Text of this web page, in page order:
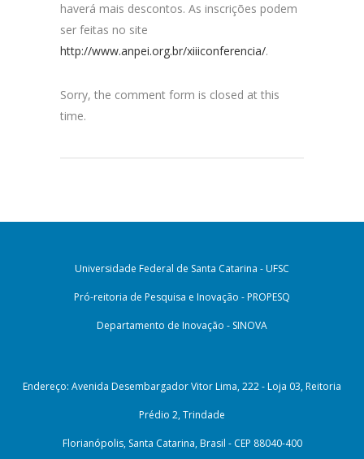
haverá mais descontos. As inscrições podem
ser feitas no site
http://www.anpei.org.br/xiiiconferencia/.
Sorry, the comment form is closed at this
time.
Universidade Federal de Santa Catarina - UFSC
Pró-reitoria de Pesquisa e Inovação - PROPESQ
Departamento de Inovação - SINOVA
Endereço: Avenida Desembargador Vitor Lima, 222 - Loja 03, Reitoria
Prédio 2, Trindade
Florianópolis, Santa Catarina, Brasil - CEP 88040-400